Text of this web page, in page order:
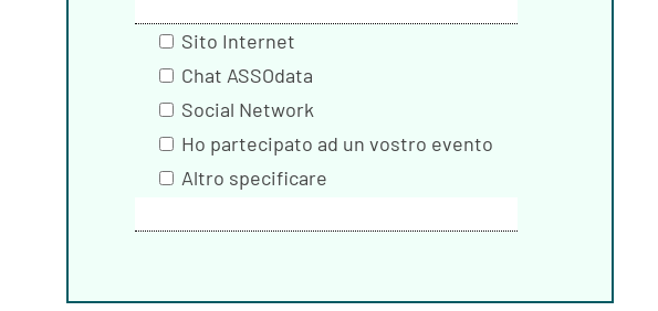
Sito Internet
Chat ASSOdata
Social Network
Ho partecipato ad un vostro evento
Altro specificare